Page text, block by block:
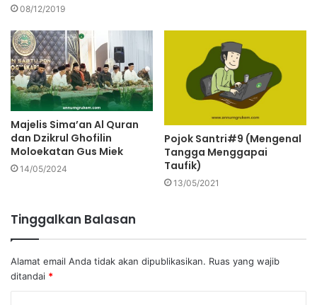
08/12/2019
Majelis Sima’an Al Quran
dan Dzikrul Ghofilin
Moloekatan Gus Miek
14/05/2024
Pojok Santri#9 (Mengenal
Tangga Menggapai
Taufik)
13/05/2021
Tinggalkan Balasan
Alamat email Anda tidak akan dipublikasikan. Ruas yang wajib
ditandai *